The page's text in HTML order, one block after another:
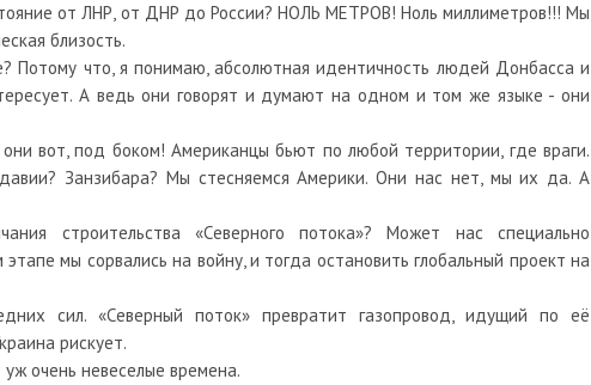
от ЛНР, от ДНР до России? НОЛЬ МЕТРОВ! Ноль миллиметров!!! Мы
близость.
Потому что, я понимаю, абсолютная идентичность людей Донбасса и
А ведь они говорят и думают на одном и том же языке - они
вот, под боком! Американцы бьют по любой территории, где враги.
Занзибара? Мы стесняемся Америки. Они нас нет, мы их да. А
строительства «Северного потока»? Может нас специально
мы сорвались на войну, и тогда остановить глобальный проект на
сил. «Северный поток» превратит газопровод, идущий по её
рискует.
очень невеселые времена.